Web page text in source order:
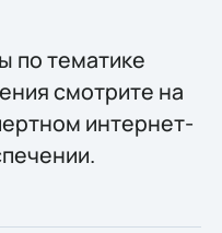
по тематике
смотрите на
интернет-